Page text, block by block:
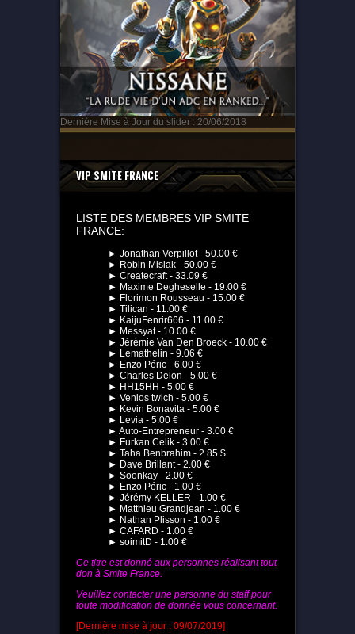
Dernière Mise à Jour du slider : 20/06/2018
VIP SMITE FRANCE
LISTE DES MEMBRES VIP SMITE
FRANCE:
► Jonathan Verpillot - 50.00 €
► Robin Misiak - 50.00 €
► Createcraft - 33.09 €
► Maxime Degheselle - 19.00 €
► Florimon Rousseau - 15.00 €
► Tilican - 11.00 €
► KaijuFenrir666 - 11.00 €
► Messyat - 10.00 €
► Jérémie Van Den Broeck - 10.00 €
► Lemathelin - 9.06 €
► Enzo Péric - 6.00 €
► Charles Delon - 5.00 €
► HH15HH - 5.00 €
► Venios twich - 5.00 €
► Kevin Bonavita - 5.00 €
► Levia - 5.00 €
► Auto-Entrepreneur - 3.00 €
► Furkan Celik - 3.00 €
► Taha Benbrahim - 2.85 $
► Dave Brillant - 2.00 €
► Soonkay - 2.00 €
► Enzo Péric - 1.00 €
► Jérémy KELLER - 1.00 €
► Matthieu Grandjean - 1.00 €
► Nathan Plisson - 1.00 €
► CAFARD - 1.00 €
► soimitD - 1.00 €
Ce titre est donné aux personnes réalisant tout
don à Smite France.
Veuillez contacter une personne du staff pour
toute modification de donnée vous concernant.
[Dernière mise à jour : 09/07/2019]